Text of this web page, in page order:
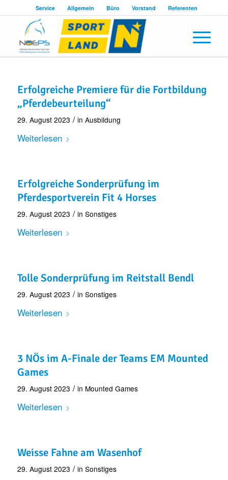
Service Allgemein Büro Vorstand Referenten
Erfolgreiche Premiere für die Fortbildung
„Pferdebeurteilung“
29. August 2023 / in Ausbildung
Weiterlesen
Erfolgreiche Sonderprüfung im
Pferdesportverein Fit 4 Horses
29. August 2023 / in Sonstiges
Weiterlesen
Tolle Sonderprüfung im Reitstall Bendl
29. August 2023 / in Sonstiges
Weiterlesen
3 NÖs im A-Finale der Teams EM Mounted
Games
29. August 2023 / in Mounted Games
Weiterlesen
Weisse Fahne am Wasenhof
29. August 2023 / in Sonstiges